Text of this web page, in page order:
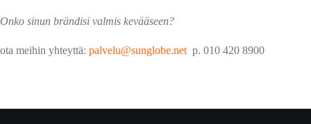
Onko sinun brändisi valmis kevääseen?
ota meihin yhteyttä: palvelu@sunglobe.net p. 010 420 8900